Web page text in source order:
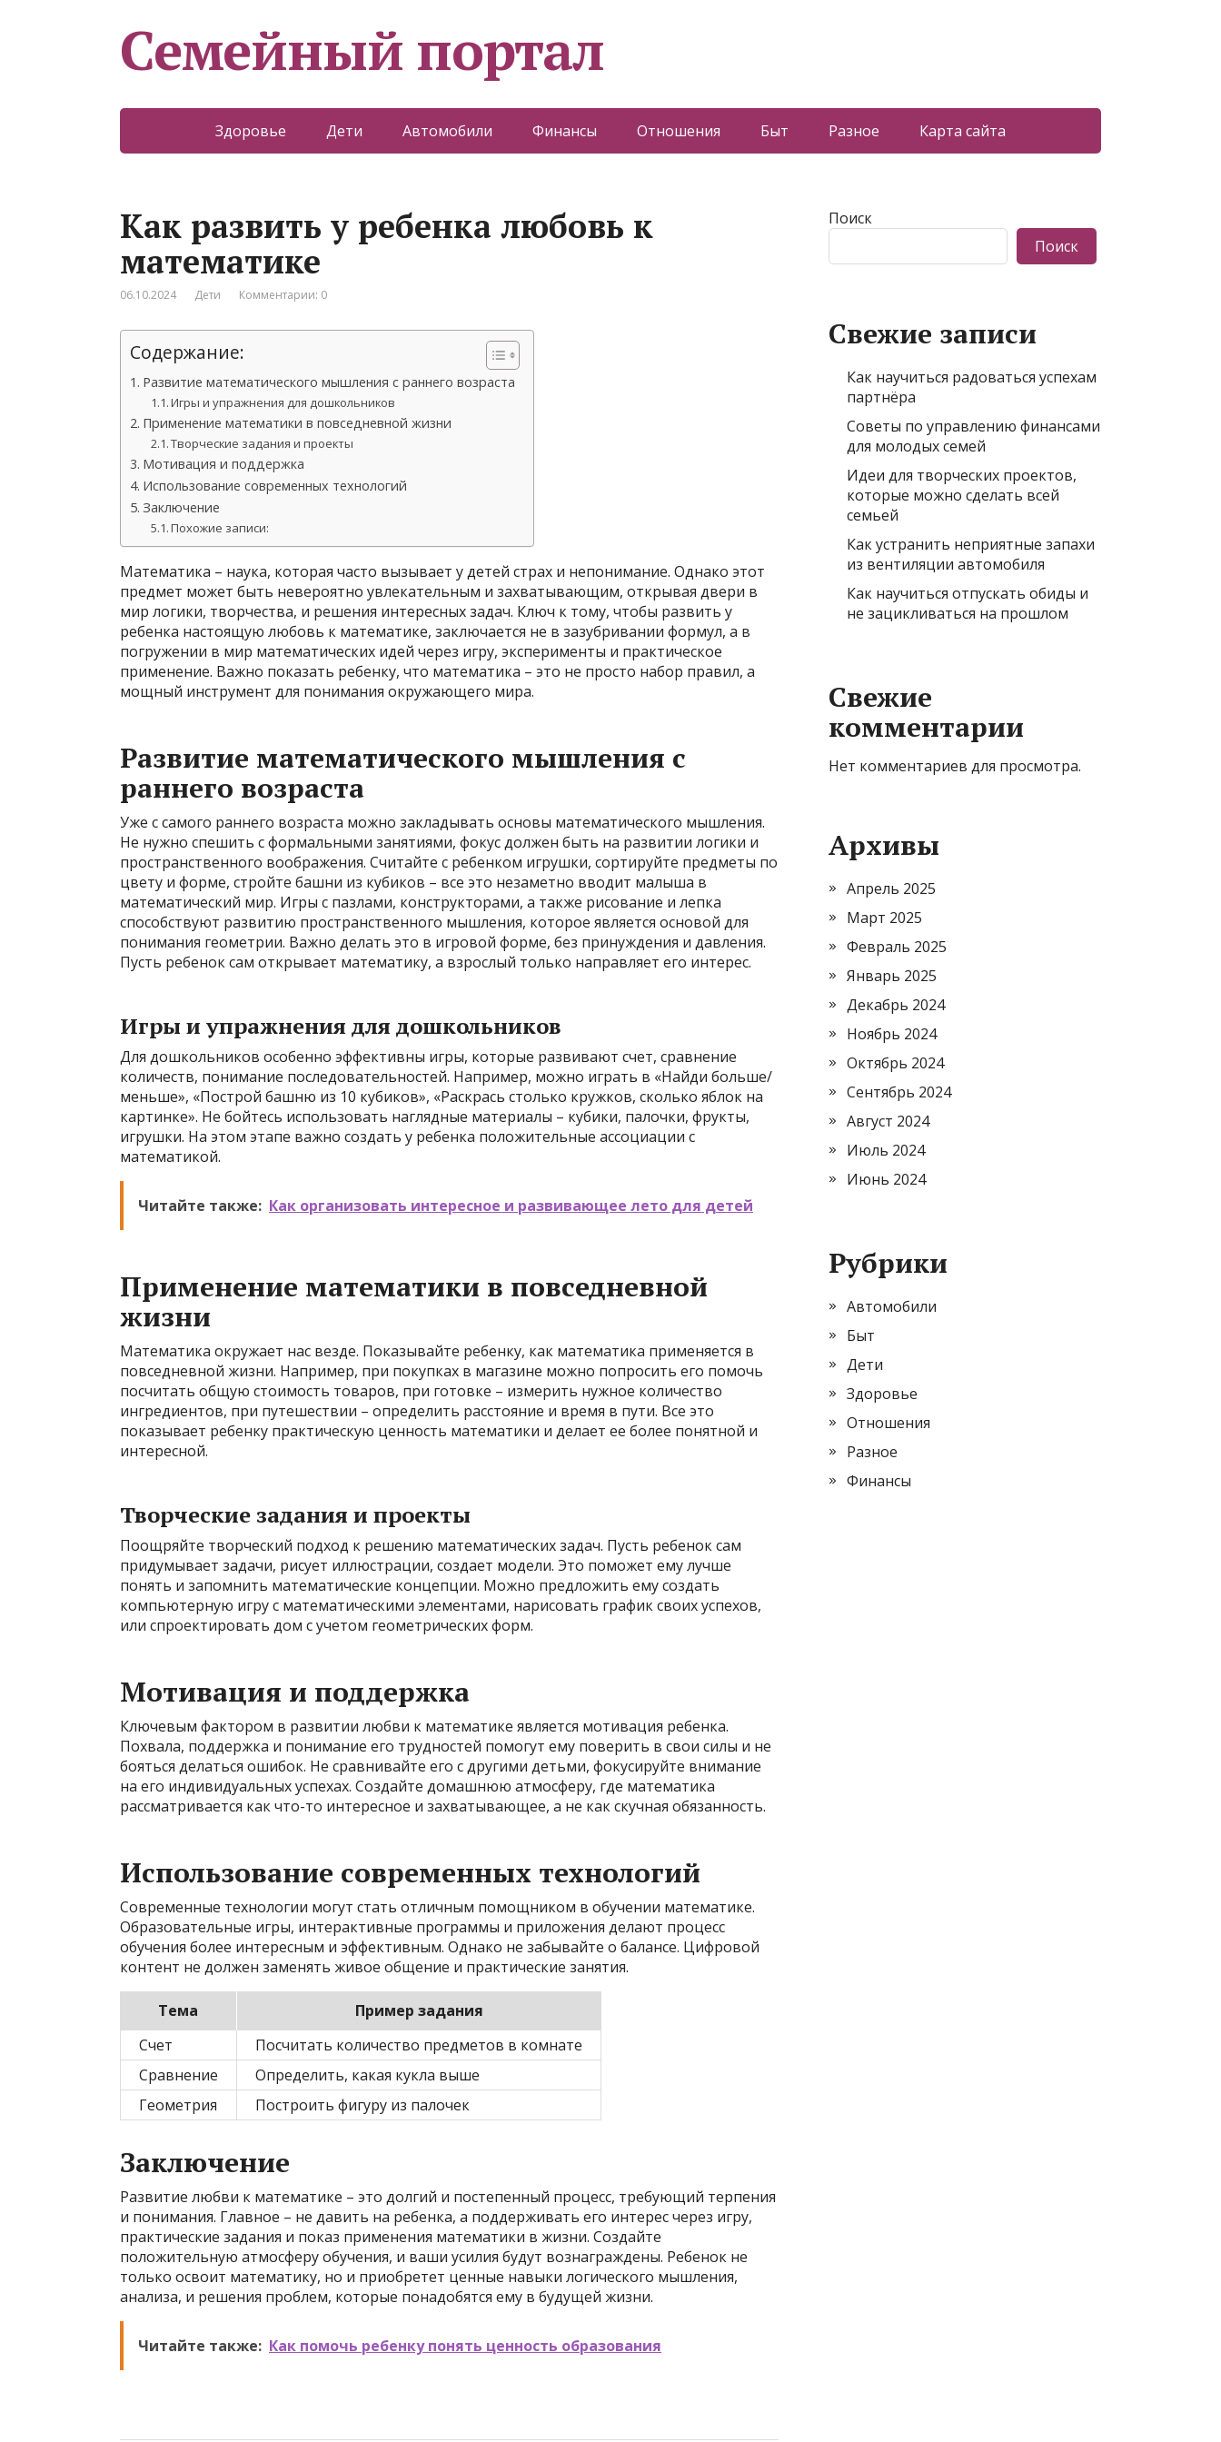
Семейный портал
Здоровье Дети Автомобили Финансы Отношения Быт Разное Карта сайта
Как развить у ребенка любовь к
математике
06.10.2024 Дети Комментарии: 0
Содержание:
Развитие математического мышления с раннего возраста
Игры и упражнения для дошкольников
Применение математики в повседневной жизни
Творческие задания и проекты
Мотивация и поддержка
Использование современных технологий
Заключение
Похожие записи:
Математика – наука, которая часто вызывает у детей страх и непонимание. Однако этот
предмет может быть невероятно увлекательным и захватывающим, открывая двери в
мир логики, творчества, и решения интересных задач. Ключ к тому, чтобы развить у
ребенка настоящую любовь к математике, заключается не в зазубривании формул, а в
погружении в мир математических идей через игру, эксперименты и практическое
применение. Важно показать ребенку, что математика – это не просто набор правил, а
мощный инструмент для понимания окружающего мира.
Развитие математического мышления с
раннего возраста
Уже с самого раннего возраста можно закладывать основы математического мышления.
Не нужно спешить с формальными занятиями, фокус должен быть на развитии логики и
пространственного воображения. Считайте с ребенком игрушки, сортируйте предметы по
цвету и форме, стройте башни из кубиков – все это незаметно вводит малыша в
математический мир. Игры с пазлами, конструкторами, а также рисование и лепка
способствуют развитию пространственного мышления, которое является основой для
понимания геометрии. Важно делать это в игровой форме, без принуждения и давления.
Пусть ребенок сам открывает математику, а взрослый только направляет его интерес.
Игры и упражнения для дошкольников
Для дошкольников особенно эффективны игры, которые развивают счет, сравнение
количеств, понимание последовательностей. Например, можно играть в «Найди больше/
меньше», «Построй башню из 10 кубиков», «Раскрась столько кружков, сколько яблок на
картинке». Не бойтесь использовать наглядные материалы – кубики, палочки, фрукты,
игрушки. На этом этапе важно создать у ребенка положительные ассоциации с
математикой.
Читайте также: Как организовать интересное и развивающее лето для детей
Применение математики в повседневной
жизни
Математика окружает нас везде. Показывайте ребенку, как математика применяется в
повседневной жизни. Например, при покупках в магазине можно попросить его помочь
посчитать общую стоимость товаров, при готовке – измерить нужное количество
ингредиентов, при путешествии – определить расстояние и время в пути. Все это
показывает ребенку практическую ценность математики и делает ее более понятной и
интересной.
Творческие задания и проекты
Поощряйте творческий подход к решению математических задач. Пусть ребенок сам
придумывает задачи, рисует иллюстрации, создает модели. Это поможет ему лучше
понять и запомнить математические концепции. Можно предложить ему создать
компьютерную игру с математическими элементами, нарисовать график своих успехов,
или спроектировать дом с учетом геометрических форм.
Мотивация и поддержка
Ключевым фактором в развитии любви к математике является мотивация ребенка.
Похвала, поддержка и понимание его трудностей помогут ему поверить в свои силы и не
бояться делаться ошибок. Не сравнивайте его с другими детьми, фокусируйте внимание
на его индивидуальных успехах. Создайте домашнюю атмосферу, где математика
рассматривается как что-то интересное и захватывающее, а не как скучная обязанность.
Использование современных технологий
Современные технологии могут стать отличным помощником в обучении математике.
Образовательные игры, интерактивные программы и приложения делают процесс
обучения более интересным и эффективным. Однако не забывайте о балансе. Цифровой
контент не должен заменять живое общение и практические занятия.
Тема
Пример задания
Счет
Посчитать количество предметов в комнате
Сравнение
Определить, какая кукла выше
Геометрия
Построить фигуру из палочек
Заключение
Развитие любви к математике – это долгий и постепенный процесс, требующий терпения
и понимания. Главное – не давить на ребенка, а поддерживать его интерес через игру,
практические задания и показ применения математики в жизни. Создайте
положительную атмосферу обучения, и ваши усилия будут вознаграждены. Ребенок не
только освоит математику, но и приобретет ценные навыки логического мышления,
анализа, и решения проблем, которые понадобятся ему в будущей жизни.
Читайте также: Как помочь ребенку понять ценность образования
Поиск
Поиск
Свежие записи
Как научиться радоваться успехам
партнёра
Советы по управлению финансами
для молодых семей
Идеи для творческих проектов,
которые можно сделать всей
семьей
Как устранить неприятные запахи
из вентиляции автомобиля
Как научиться отпускать обиды и
не зацикливаться на прошлом
Свежие
комментарии
Нет комментариев для просмотра.
Архивы
Апрель 2025
Март 2025
Февраль 2025
Январь 2025
Декабрь 2024
Ноябрь 2024
Октябрь 2024
Сентябрь 2024
Август 2024
Июль 2024
Июнь 2024
Рубрики
Автомобили
Быт
Дети
Здоровье
Отношения
Разное
Финансы